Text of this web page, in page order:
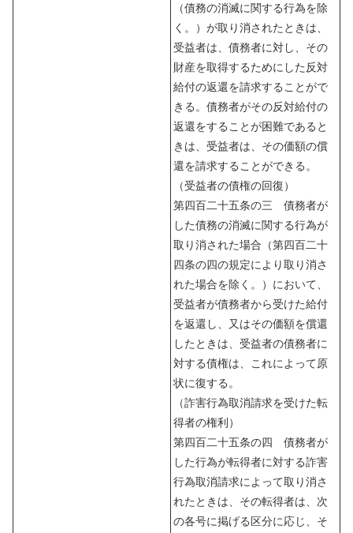
（債務の消滅に関する行為を除
く。）が取り消されたときは、
受益者は、債務者に対し、その
財産を取得するためにした反対
給付の返還を請求することがで
きる。債務者がその反対給付の
返還をすることが困難であると
きは、受益者は、その価額の償
還を請求することができる。
（受益者の債権の回復）
第四百二十五条の三 債務者が
した債務の消滅に関する行為が
取り消された場合（第四百二十
四条の四の規定により取り消さ
れた場合を除く。）において、
受益者が債務者から受けた給付
を返還し、又はその価額を償還
したときは、受益者の債務者に
対する債権は、これによって原
状に復する。
（詐害行為取消請求を受けた転
得者の権利）
第四百二十五条の四 債務者が
した行為が転得者に対する詐害
行為取消請求によって取り消さ
れたときは、その転得者は、次
の各号に掲げる区分に応じ、そ